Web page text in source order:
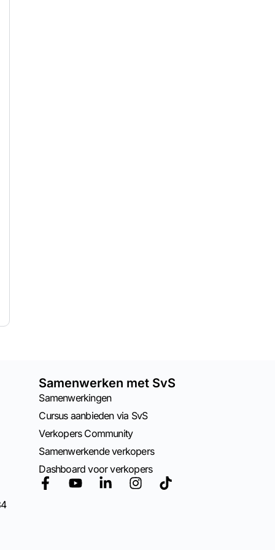
Samenwerken met SvS
Samenwerkingen
Cursus aanbieden via SvS
Verkopers Community
Samenwerkende verkopers
Dashboard voor verkopers